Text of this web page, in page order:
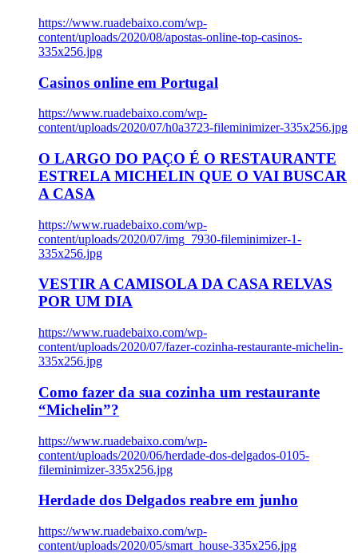
https://www.ruadebaixo.com/wp-
content/uploads/2020/08/apostas-online-top-casinos-
335x256.jpg
Casinos online em Portugal
https://www.ruadebaixo.com/wp-
content/uploads/2020/07/h0a3723-fileminimizer-335x256.jpg
O LARGO DO PAÇO É O RESTAURANTE
ESTRELA MICHELIN QUE O VAI BUSCAR
A CASA
https://www.ruadebaixo.com/wp-
content/uploads/2020/07/img_7930-fileminimizer-1-
335x256.jpg
VESTIR A CAMISOLA DA CASA RELVAS
POR UM DIA
https://www.ruadebaixo.com/wp-
content/uploads/2020/07/fazer-cozinha-restaurante-michelin-
335x256.jpg
Como fazer da sua cozinha um restaurante
“Michelin”?
https://www.ruadebaixo.com/wp-
content/uploads/2020/06/herdade-dos-delgados-0105-
fileminimizer-335x256.jpg
Herdade dos Delgados reabre em junho
https://www.ruadebaixo.com/wp-
content/uploads/2020/05/smart_house-335x256.jpg